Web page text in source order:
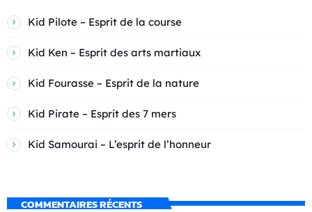
Kid Pilote – Esprit de la course
Kid Ken – Esprit des arts martiaux
Kid Fourasse – Esprit de la nature
Kid Pirate – Esprit des 7 mers
Kid Samourai – L’esprit de l’honneur
COMMENTAIRES RÉCENTS